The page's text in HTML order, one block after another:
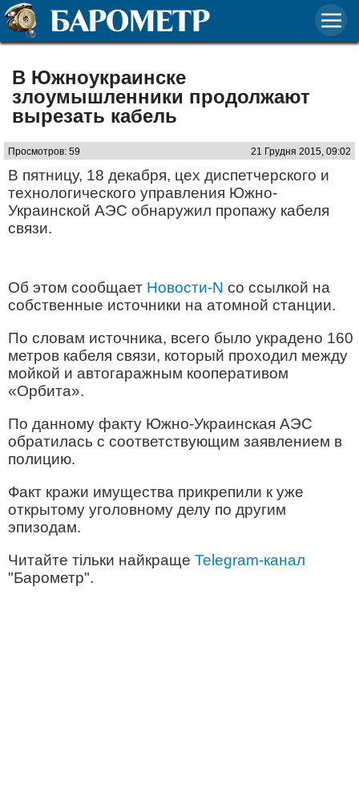
В Южноукраинске
злоумышленники продолжают
вырезать кабель
Просмотров: 59 21 Грудня 2015, 09:02
В пятницу, 18 декабря, цех диспетчерского и
технологического управления Южно-
Украинской АЭС обнаружил пропажу кабеля
связи.
Об этом сообщает Новости-N со ссылкой на
собственные источники на атомной станции.
По словам источника, всего было украдено 160
метров кабеля связи, который проходил между
мойкой и автогаражным кооперативом
«Орбита».
По данному факту Южно-Украинская АЭС
обратилась с соответствующим заявлением в
полицию.
Факт кражи имущества прикрепили к уже
открытому уголовному делу по другим
эпизодам.
Читайте тільки найкраще Telegram-канал
"Барометр".